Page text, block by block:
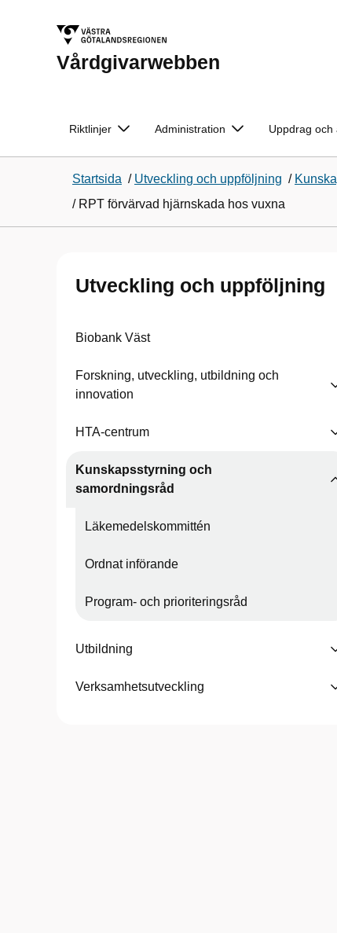
Vårdgivarwebben
Riktlinjer Administration Uppdrag och
Startsida / Utveckling och uppföljning /
/ RPT förvärvad hjärnskada hos vuxna
Utveckling och uppföljning
Biobank Väst
Forskning, utveckling, utbildning och
innovation
HTA-centrum
Kunskapsstyrning och
samordningsråd
Läkemedelskommittén
Ordnat införande
Program- och prioriteringsråd
Utbildning
Verksamhetsutveckling